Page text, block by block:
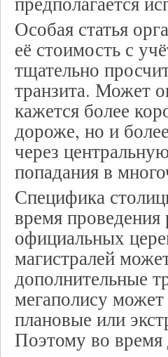
Особая статья
её стоимость с
тщательно
транзита. Может
кажется более
дороже, но и
через
попадания в
Специфика
время
официальных
магистралей
дополнительные
мегаполису
плановые или
Поэтому во